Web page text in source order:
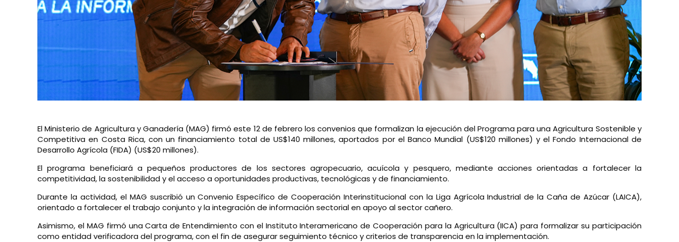
El Ministerio de Agricultura y Ganadería (MAG) firmó este 12 de febrero los convenios que formalizan la ejecución del Programa para una Agricultura Sostenible y
Competitiva en Costa Rica, con un financiamiento total de US$140 millones, aportados por el Banco Mundial (US$120 millones) y el Fondo Internacional de
Desarrollo Agrícola (FIDA) (US$20 millones).
El programa beneficiará a pequeños productores de los sectores agropecuario, acuícola y pesquero, mediante acciones orientadas a fortalecer la
competitividad, la sostenibilidad y el acceso a oportunidades productivas, tecnológicas y de financiamiento.
Durante la actividad, el MAG suscribió un Convenio Específico de Cooperación Interinstitucional con la Liga Agrícola Industrial de la Caña de Azúcar (LAICA),
orientado a fortalecer el trabajo conjunto y la integración de información sectorial en apoyo al sector cañero.
Asimismo, el MAG firmó una Carta de Entendimiento con el Instituto Interamericano de Cooperación para la Agricultura (IICA) para formalizar su participación
como entidad verificadora del programa, con el fin de asegurar seguimiento técnico y criterios de transparencia en la implementación.